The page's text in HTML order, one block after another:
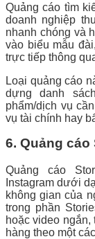
Quảng cáo tìm
doanh nghiệp
nhanh chóng và
vào biểu mẫu
trực tiếp thông
Loại quảng cáo
dựng danh
phẩm/dịch vụ
vụ tài chính hay
6. Quảng cáo
Quảng cáo
Instagram dưới
không gian của
trong phần
hoặc video
hàng theo một